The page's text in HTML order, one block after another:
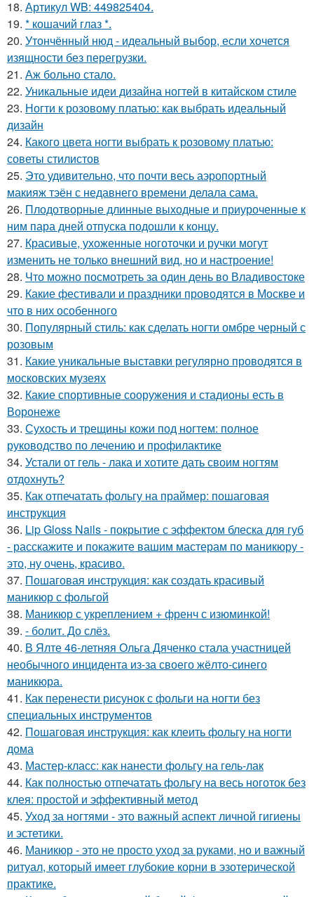
18. Артикул WB: 449825404.
19. * кошачий глаз *.
20. Утончённый нюд - идеальный выбор, если хочется
изящности без перегрузки.
21. Аж больно стало.
22. Уникальные идеи дизайна ногтей в китайском стиле
23. Ногти к розовому платью: как выбрать идеальный
дизайн
24. Какого цвета ногти выбрать к розовому платью:
советы стилистов
25. Это удивительно, что почти весь аэропортный
макияж тэён с недавнего времени делала сама.
26. Плодотворные длинные выходные и приуроченные к
ним пара дней отпуска подошли к концу.
27. Красивые, ухоженные ноготочки и ручки могут
изменить не только внешний вид, но и настроение!
28. Что можно посмотреть за один день во Владивостоке
29. Какие фестивали и праздники проводятся в Москве и
что в них особенного
30. Популярный стиль: как сделать ногти омбре черный с
розовым
31. Какие уникальные выставки регулярно проводятся в
московских музеях
32. Какие спортивные сооружения и стадионы есть в
Воронеже
33. Сухость и трещины кожи под ногтем: полное
руководство по лечению и профилактике
34. Устали от гель - лака и хотите дать своим ногтям
отдохнуть?
35. Как отпечатать фольгу на праймер: пошаговая
инструкция
36. Lip Gloss Nails - покрытие с эффектом блеска для губ
- расскажите и покажите вашим мастерам по маникюру -
это, ну очень, красиво.
37. Пошаговая инструкция: как создать красивый
маникюр с фольгой
38. Маникюр с укреплением + френч с изюминкой!
39. - болит. До слёз.
40. В Ялте 46-летняя Ольга Дяченко стала участницей
необычного инцидента из-за своего жёлто-синего
маникюра.
41. Как перенести рисунок с фольги на ногти без
специальных инструментов
42. Пошаговая инструкция: как клеить фольгу на ногти
дома
43. Мастер-класс: как нанести фольгу на гель-лак
44. Как полностью отпечатать фольгу на весь ноготок без
клея: простой и эффективный метод
45. Уход за ногтями - это важный аспект личной гигиены
и эстетики.
46. Маникюр - это не просто уход за руками, но и важный
ритуал, который имеет глубокие корни в эзотерической
практике.